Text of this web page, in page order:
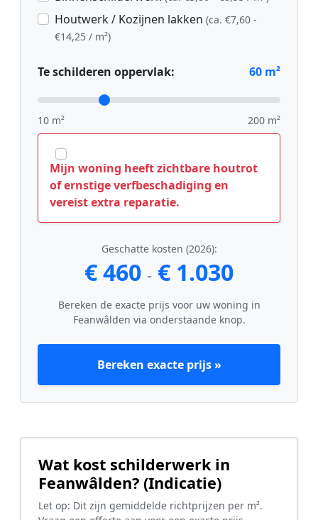
Houtwerk / Kozijnen lakken (ca. €7,60 -
€14,25 / m²)
Te schilderen oppervlak: 60 m²
10 m² 200 m²
Mijn woning heeft zichtbare houtrot
of ernstige verfbeschadiging en
vereist extra reparatie.
Geschatte kosten (2026):
€ 460 - € 1.030
Bereken de exacte prijs voor uw woning in
Feanwâlden via onderstaande knop.
Bereken exacte prijs »
Wat kost schilderwerk in
Feanwâlden? (Indicatie)
Let op: Dit zijn gemiddelde richtprijzen per m².